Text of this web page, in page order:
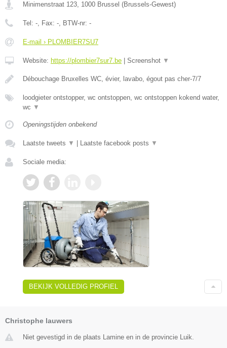
Minimenstraat 123, 1000 Brussel (Brussels-Gewest)
Tel: -, Fax: -, BTW-nr: -
E-mail › PLOMBIER7SU7
Website: https://plombier7sur7.be Screenshot ▼
Débouchage Bruxelles WC, évier, lavabo, égout pas cher-7/7
loodgieter ontstopper, wc ontstoppen, wc ontstoppen kokend water,
wc ▼
Openingstijden onbekend
Laatste tweets ▼ Laatste facebook posts ▼
Sociale media:
BEKIJK VOLLEDIG PROFIEL
Christophe lauwers
Niet gevestigd in de plaats Lamine en in de provincie Luik.